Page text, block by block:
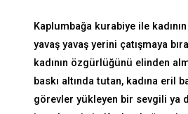
Kaplumbağa kurabiye ile
yavaş yavaş yerini çatışmaya
kadının özgürlüğünü elinden
baskı altında tutan, kadına eril
görevler yükleyen bir sevgili ya